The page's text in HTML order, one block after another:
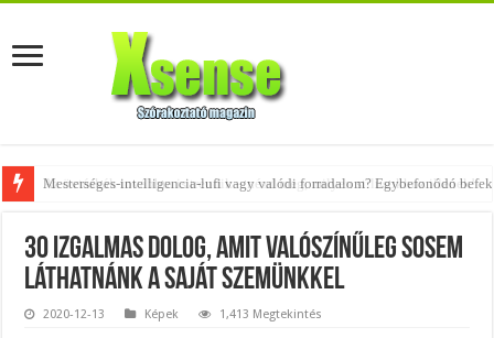
Az övtáskák továbbra is trendik – nézd meg, milyen stílusokhoz illenek!
30 izgalmas dolog, amit valószínűleg sosem
láthatnánk a saját szemünkkel
2020-12-13 Képek 1,413 Megtekintés